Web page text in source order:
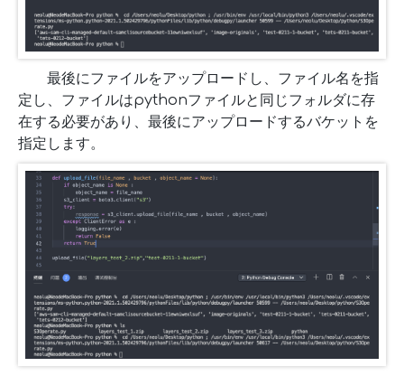
最後にファイルをアップロードし、ファイル名を指
定し、ファイルはpythonファイルと同じフォルダに存
在する必要があり、最後にアップロードするバケットを
指定します。